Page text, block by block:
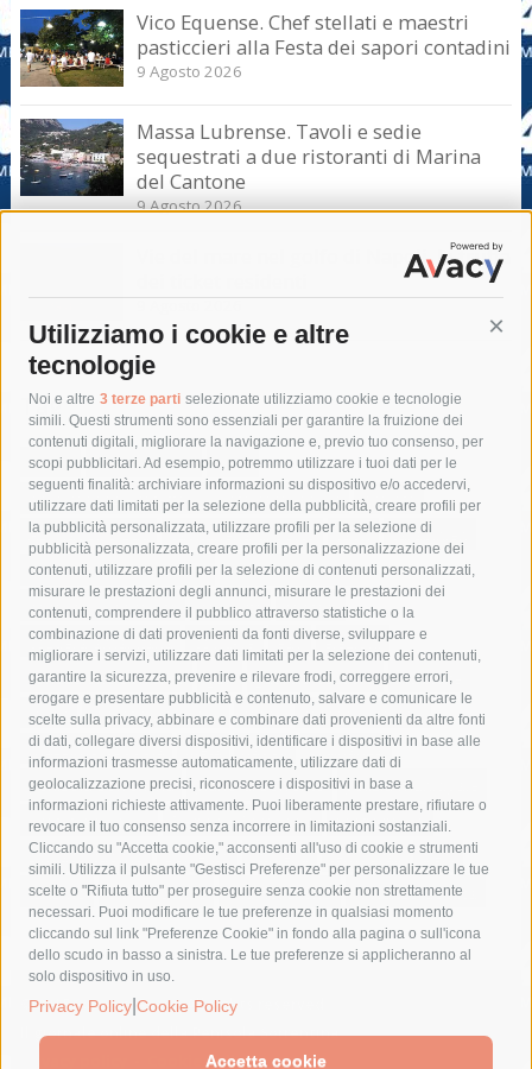
Utilizziamo i cookie e altre
tecnologie
Noi e altre 3 terze parti selezionate utilizziamo cookie e tecnologie
simili. Questi strumenti sono essenziali per garantire la fruizione dei
contenuti digitali, migliorare la navigazione e, previo tuo consenso, per
scopi pubblicitari. Ad esempio, potremmo utilizzare i tuoi dati per le
seguenti finalità: archiviare informazioni su dispositivo e/o accedervi,
utilizzare dati limitati per la selezione della pubblicità, creare profili per
la pubblicità personalizzata, utilizzare profili per la selezione di
pubblicità personalizzata, creare profili per la personalizzazione dei
contenuti, utilizzare profili per la selezione di contenuti personalizzati,
misurare le prestazioni degli annunci, misurare le prestazioni dei
contenuti, comprendere il pubblico attraverso statistiche o la
combinazione di dati provenienti da fonti diverse, sviluppare e
migliorare i servizi, utilizzare dati limitati per la selezione dei contenuti,
garantire la sicurezza, prevenire e rilevare frodi, correggere errori,
erogare e presentare pubblicità e contenuto, salvare e comunicare le
scelte sulla privacy, abbinare e combinare dati provenienti da altre fonti
di dati, collegare diversi dispositivi, identificare i dispositivi in base alle
informazioni trasmesse automaticamente, utilizzare dati di
geolocalizzazione precisi, riconoscere i dispositivi in base a
informazioni richieste attivamente. Puoi liberamente prestare, rifiutare o
revocare il tuo consenso senza incorrere in limitazioni sostanziali.
Cliccando su "Accetta cookie," acconsenti all'uso di cookie e strumenti
simili. Utilizza il pulsante "Gestisci Preferenze" per personalizzare le tue
scelte o "Rifiuta tutto" per proseguire senza cookie non strettamente
necessari. Puoi modificare le tue preferenze in qualsiasi momento
cliccando sul link "Preferenze Cookie" in fondo alla pagina o sull'icona
dello scudo in basso a sinistra. Le tue preferenze si applicheranno al
solo dispositivo in uso.
Privacy Policy Cookie Policy
Accetta cookie
Vico Equense. Chef stellati e maestri
pasticcieri alla Festa dei sapori contadini
9 Agosto 2026
Massa Lubrense. Tavoli e sedie
sequestrati a due ristoranti di Marina
del Cantone
9 Agosto 2026
Vie del mare nel golfo di Napoli, la truffa
Tag
acqua allerta meteo
anas
area marina protetta di punta campanella
arresto
Asl Napoli 3 sud
capitaneria di porto capri
carabinieri
castellammare di stabia
circumvesuviana
comune di sorrento
concerto
contagi
costiera amalfitana
covid-19 eav
elezioni
fondazione sorrento
gori guardia costiera
incidente
lavori
lorenzo balducelli mare
massa lubrense
massimo coppola
Meta napoli
ordinanza
penisola sorrentina
piano di sorrento
polizia municipale
protezione civile
Regione Campania
sant'agnello
sindaco cuomo
sorrento studenti temporali
treni
turismo
Vico Equense villa fiorentino vincenzo de luca
© 2015 SorrentoPress. All rights reserved.
Il giornale online della Penisola Sorrentina
Cookie Policy